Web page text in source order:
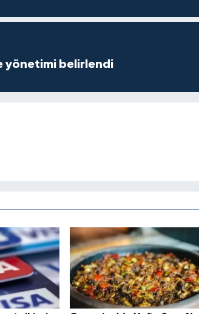
yönetimi belirlendi